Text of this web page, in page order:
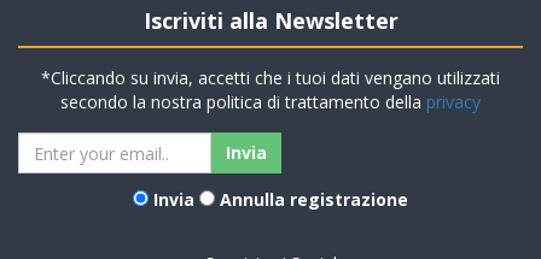
Iscriviti alla Newsletter
*Cliccando su invia, accetti che i tuoi dati vengano utilizzati
secondo la nostra politica di trattamento della privacy
Invia Annulla registrazione